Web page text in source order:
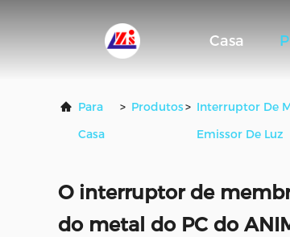
Casa
Para
Casa
> Produtos> Interruptor De
Emissor De Luz
O interruptor de
do metal do PC do